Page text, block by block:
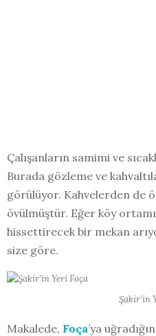
Çalışanların samimi ve
Burada gözleme ve
görülüyor. Kahvelerden de
övülmüştür. Eğer köy
hissettirecek bir mekan
size göre.
Şakir’in
Makalede, Foça’ya